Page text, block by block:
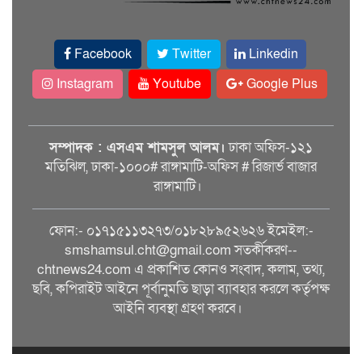
Facebook Twitter
Linkedin
Instagram
Youtube Google Plus
সম্পাদক : এসএম শামসুল আলম। ঢাকা অফিস-১২১
মতিঝিল, ঢাকা-১০০০# রাঙ্গামাটি-অফিস # রিজার্ভ বাজার
রাঙ্গামাটি।
ফোন:- ০১৭১৫১১৩২৭৩/০১৮২৮৯৫২৬২৬ ইমেইল:-
smshamsul.cht@gmail.com সতর্কীকরণ--
chtnews24.com এ প্রকাশিত কোনও সংবাদ, কলাম, তথ্য,
ছবি, কপিরাইট আইনে পূর্বানুমতি ছাড়া ব্যাবহার করলে কর্তৃপক্ষ
আইনি ব্যবস্থা গ্রহণ করবে।